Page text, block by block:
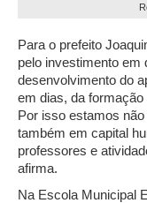
Para o prefeito
pelo investimento em
desenvolvimento do
em dias, da
Por isso estamos
também em capital
professores e
afirma.
Na Escola Municipal